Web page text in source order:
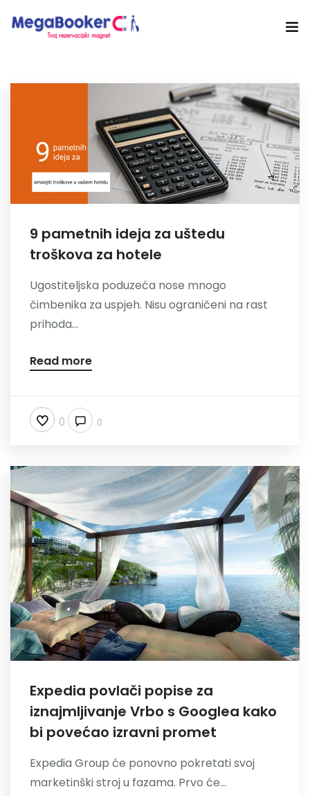
Cijene
O nama
Započni Danas
Nazovite
9 pametnih ideja za uštedu
troškova za hotele
Ugostiteljska poduzeća nose mnogo
čimbenika za uspjeh. Nisu ograničeni na rast
prihoda...
Read more
0 0
Expedia povlači popise za
iznajmljivanje Vrbo s Googlea kako
bi povećao izravni promet
Expedia Group će ponovno pokretati svoj
marketinški stroj u fazama. Prvo će...